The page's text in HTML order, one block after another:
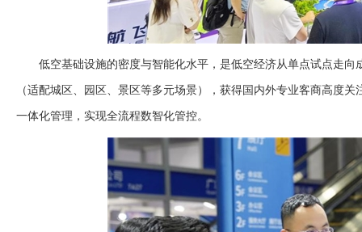
低空基础设施的密度与智能化水平，是低空经济从单点试点走
（适配城区、园区、景区等多元场景），获得国内外专业客商高度
一体化管理，实现全流程数智化管控。